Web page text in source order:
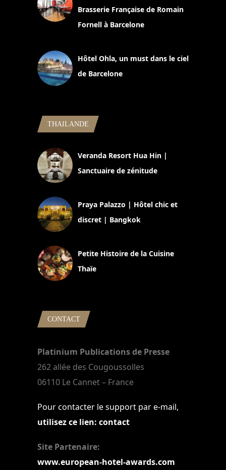
Brasserie Française de Romain
Fornell à Barcelone
Hôtel Ohla, un must dans le ciel
de Barcelone
THAILANDE
Veranda Resort Hua Hin |
Sanctuaire de zénitude
Praya Palazzo | Hôtel chic et
discret | Bangkok
Petite Histoire de la Cuisine
Thaïe
CONTACT
Platinium Publications de Presse
262 allée des Cougoussolles
06110 Le Cannet – France
Pour contacter le support par e-mail,
utilisez ce lien: contact
Site Partenaire:
www.european-hotel-awards.com